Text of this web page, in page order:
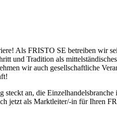
Als FRISTO SE betreiben wir
und Tradition als
wir auch gesellschaftliche
an, die
jetzt als Marktleiter/-in für Ihren